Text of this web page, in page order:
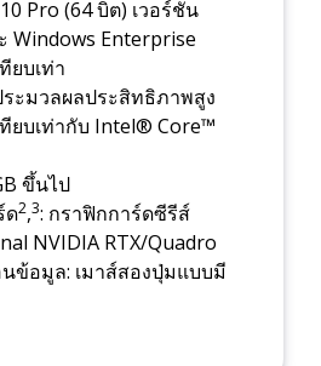
Pro (64 บิต) เวอร์ชัน
Windows Enterprise
ยบเท่า
ระมวลผลประสิทธิภาพสูง
ทียบเท่ากับ Intel® Core™
ขึ้นไป
ด2,3: กราฟิกการ์ดซีรีส์
NVIDIA RTX/Quadro
ข้อมูล: เมาส์สองปุ่มแบบมี